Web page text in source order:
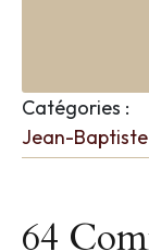
Catégories :
Jean-
64